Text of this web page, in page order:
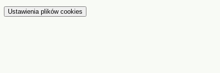
Ustawienia plików cookies